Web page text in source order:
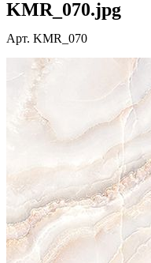
KMR_070.jpg
Арт. KMR_070